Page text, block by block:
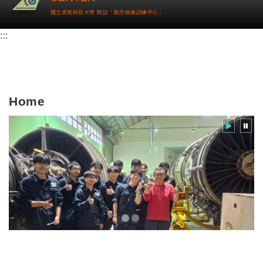
國立虎尾科技大學 附設「航空維修訓練中心」
:::
Home